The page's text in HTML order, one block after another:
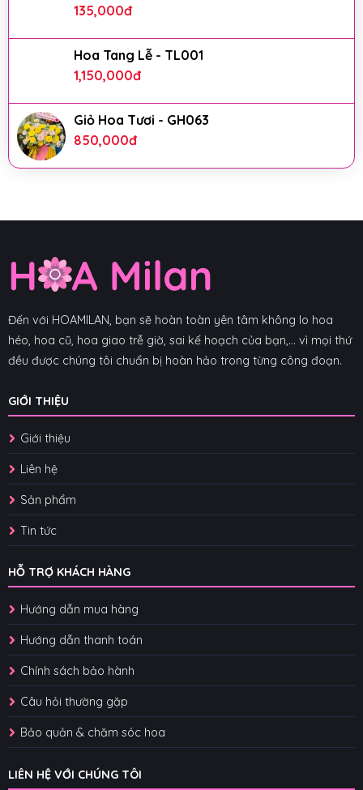
135,000đ
Hoa Tang Lễ - TL001
1,150,000đ
Giỏ Hoa Tươi - GH063
850,000đ
Đến với HOAMILAN, bạn sẽ hoàn toàn yên tâm không lo hoa
héo, hoa cũ, hoa giao trễ giờ, sai kế hoạch của bạn,... vì mọi thứ
đều được chúng tôi chuẩn bị hoàn hảo trong từng công đoạn.
GIỚI THIỆU
Giới thiệu
Liên hệ
Sản phẩm
Tin tức
HỖ TRỢ KHÁCH HÀNG
Hướng dẫn mua hàng
Hướng dẫn thanh toán
Chính sách bảo hành
Câu hỏi thường gặp
Bảo quản & chăm sóc hoa
LIÊN HỆ VỚI CHÚNG TÔI